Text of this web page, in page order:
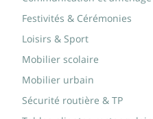
Festivités & Cérémonies
Loisirs & Sport
Mobilier scolaire
Mobilier urbain
Sécurité routière & TP